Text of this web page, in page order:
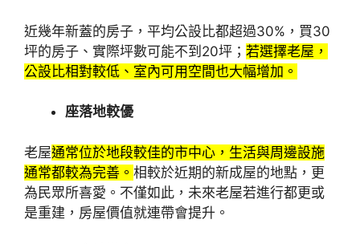
近幾年新蓋的房子，平均公設比都超過30%，買30
坪的房子、實際坪數可能不到20坪； 若選擇老屋，
公設比相對較低、室內可用空間也大幅增加。
座落地較優
老屋通常位於地段較佳的市中心，生活與周邊設施
通常都較為完善。 相較於近期的新成屋的地點，更
為民眾所喜愛。不僅如此，未來老屋若進行都更或
是重建，房屋價值就連帶會提升。